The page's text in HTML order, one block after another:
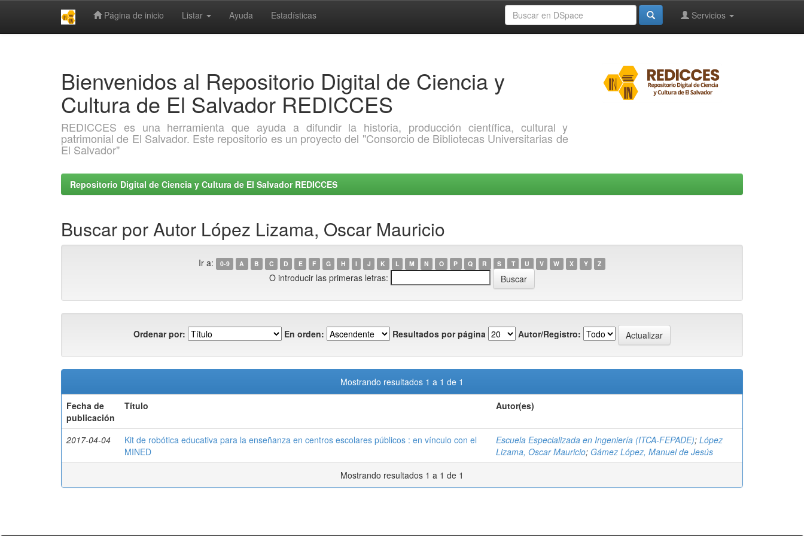
Página de inicio Listar Ayuda Estadísticas Servicios
Bienvenidos al Repositorio Digital de Ciencia y
Cultura de El Salvador REDICCES
REDICCES es una herramienta que ayuda a difundir la historia, producción científica, cultural y
patrimonial de El Salvador. Este repositorio es un proyecto del "Consorcio de Bibliotecas Universitarias de
El Salvador"
Repositorio Digital de Ciencia y Cultura de El Salvador REDICCES
Buscar por Autor López Lizama, Oscar Mauricio
Ir a: 0-9 A B C D E F G H I J K L M N O P Q R S T U V W X Y Z
O introducir las primeras letras:
Ordenar por: En orden: Resultados por página Autor/Registro:
Mostrando resultados 1 a 1 de 1
Fecha de
publicación
Título Autor(es)
2017-04-04
Kit de robótica educativa para la enseñanza en centros escolares públicos : en vínculo con el
MINED
Escuela Especializada en Ingeniería (ITCA-FEPADE); López
Lizama, Oscar Mauricio; Gámez López, Manuel de Jesús
Mostrando resultados 1 a 1 de 1